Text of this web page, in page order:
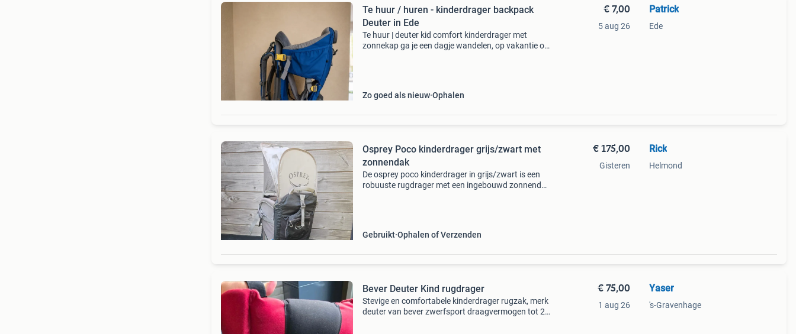
Te huur / huren - kinderdrager backpack
Deuter in Ede
Te huur | deuter kid comfort kinderdrager met
zonnekap ga je een dagje wandelen, op vakantie of
Zo goed als nieuw Ophalen
€ 7,00
5 aug 26
Patrick
Ede
Osprey Poco kinderdrager grijs/zwart met
zonnendak
De osprey poco kinderdrager in grijs/zwart is een
robuuste rugdrager met een ingebouwd zonnendak
Gebruikt Ophalen of Verzenden
€ 175,00
Gisteren
Rick
Helmond
Bever Deuter Kind rugdrager
Stevige en comfortabele kinderdrager rugzak, merk
deuter van bever zwerfsport draagvermogen tot 22
€ 75,00
1 aug 26
Yaser
's-Gravenhage